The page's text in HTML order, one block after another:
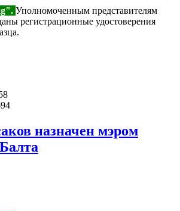
Уполномоченным представителям
регистрационные удостоверения
назначен мэром